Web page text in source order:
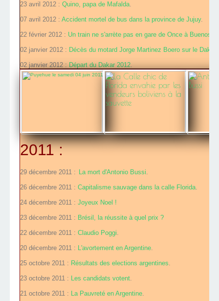
23 avril 2012 : Quino, papa de Mafalda.
07 avril 2012 : Accident mortel de bus dans la province de Jujuy.
22 février 2012 : Un train ne s'arrète pas en gare de Once à Buenos
02 janvier 2012 : Décès du motard Jorge Martinez Boero sur le Dakar
02 janvier 2012 :Départ du Dakar 2012.
2011 :
29 décembre 2011 : La mort d'Antonio Bussi.
26 décembre 2011 : Capitalisme sauvage dans la calle Florida.
24 décembre 2011 : Joyeux Noel !
23 décembre 2011 : Brésil, la réussite à quel prix ?
22 décembre 2011 : Claudio Poggi.
20 décembre 2011 : L'avortement en Argentine.
25 octobre 2011 : Résultats des elections argentines.
23 octobre 2011 : Les candidats votent.
21 octobre 2011 : La Pauvreté en Argentine.